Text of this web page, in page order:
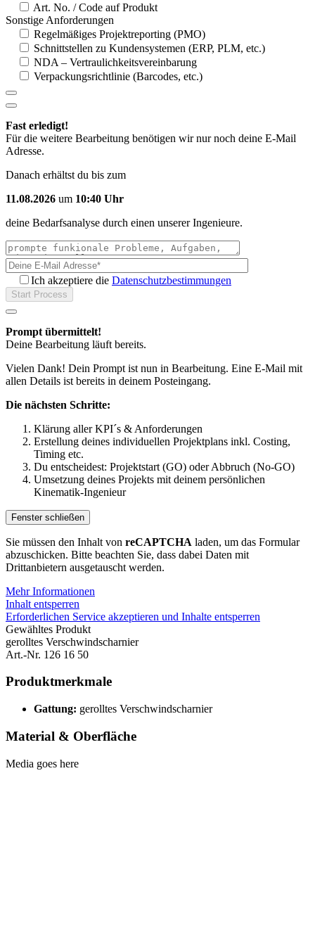
Art. No. / Code auf Produkt
Sonstige Anforderungen
Regelmäßiges Projektreporting (PMO)
Schnittstellen zu Kundensystemen (ERP, PLM, etc.)
NDA – Vertraulichkeitsvereinbarung
Verpackungsrichtlinie (Barcodes, etc.)
Fast erledigt!
Für die weitere Bearbeitung benötigen wir nur noch deine E-Mail
Adresse.
Danach erhältst du bis zum
11.08.2026 um 10:40 Uhr
deine Bedarfsanalyse durch einen unserer Ingenieure.
Ich akzeptiere die Datenschutzbestimmungen
Prompt übermittelt!
Deine Bearbeitung läuft bereits.
Vielen Dank! Dein Prompt ist nun in Bearbeitung. Eine E-Mail mit
allen Details ist bereits in deinem Posteingang.
Die nächsten Schritte:
Klärung aller KPI´s & Anforderungen
Erstellung deines individuellen Projektplans inkl. Costing,
Timing etc.
Du entscheidest: Projektstart (GO) oder Abbruch (No-GO)
Umsetzung deines Projekts mit deinem persönlichen
Kinematik-Ingenieur
Fenster schließen
Sie müssen den Inhalt von reCAPTCHA laden, um das Formular
abzuschicken. Bitte beachten Sie, dass dabei Daten mit
Drittanbietern ausgetauscht werden.
Mehr Informationen
Inhalt entsperren
Erforderlichen Service akzeptieren und Inhalte entsperren
Gewähltes Produkt
gerolltes Verschwindscharnier
Art.-Nr. 126 16 50
Produktmerkmale
Gattung: gerolltes Verschwindscharnier
Material & Oberfläche
Media goes here